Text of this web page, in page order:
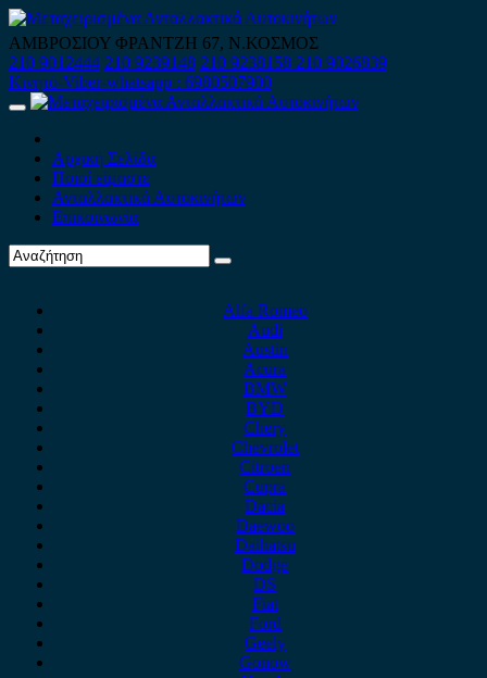
Skip
to
content
ΑΜΒΡΟΣΙΟΥ ΦΡΑΝΤΖΗ 67, Ν.ΚΟΣΜΟΣ
210 9012444 210 9239148 210 9238158 210 9026839
Κινητό-Viber-whatsapp : 6980507900
Primary
Αρχική Σελίδα
Ποιοί είμαστε
Ανταλλακτικά Αυτοκινήτων
Επικοινωνία
Alfa Romeo
Audi
Austin
Acura
BMW
BYD
Chery
Chevrolet
Citroen
Cupra
Dacia
Daewoo
Daihatsu
Dodge
DS
Fiat
Ford
Geely
Gonow